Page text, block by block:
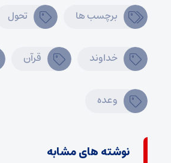
برچسب ها تحول
خداوند قرآن
وعده
نوشته های مشابه